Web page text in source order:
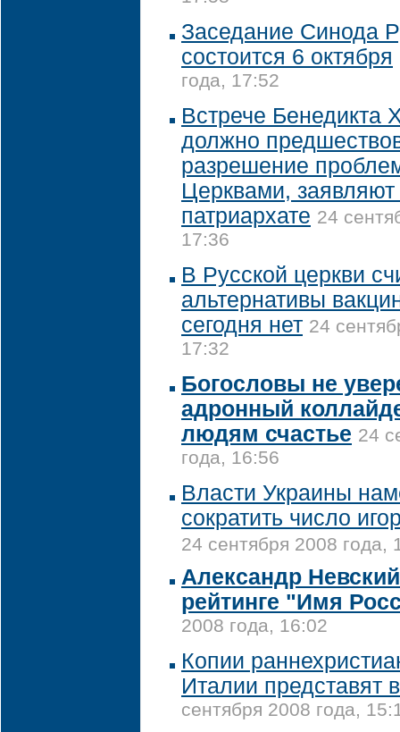
Заседание Синода
состоится 6 октября
года, 17:52
Встрече Бенедикта
должно
разрешение
Церквами,
патриархате 24
17:36
В Русской церкви
альтернативы
сегодня нет 24
17:32
Богословы не
адронный
людям счастье 24
года, 16:56
Власти Украины
сократить число
24 сентября 2008 года,
Александр
рейтинге "Имя
2008 года, 16:02
Копии
Италии представят
сентября 2008 года,